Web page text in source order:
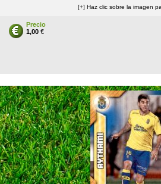
[+] Haz clic sobre la imagen
Precio
1,00 €